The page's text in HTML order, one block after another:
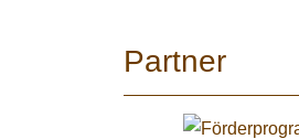
Partner